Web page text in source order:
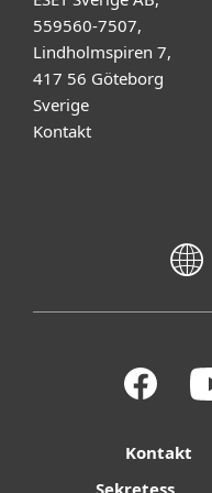
559560-7507,
Lindholmspiren 7,
417 56 Göteborg
Sverige
Kontakt
Kontakt
Sekretess